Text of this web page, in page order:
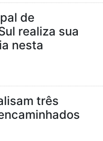
de
realiza sua
nesta
três